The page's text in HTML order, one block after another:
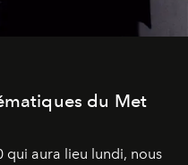
du Met
qui aura lieu lundi, nous